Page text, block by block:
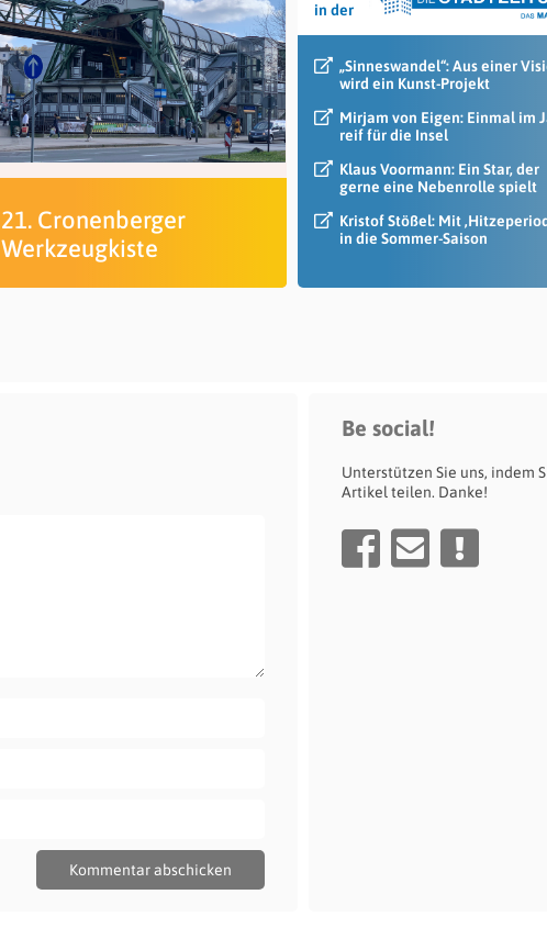
21. Cronenberger
Werkzeugkiste
in der
„Sinneswandel“: Aus einer
wird ein Kunst-Projekt
Mirjam von Eigen: Einmal im
reif für die Insel
Klaus Voormann: Ein Star, der
gerne eine Nebenrolle spielt
Kristof Stößel: Mit
in die Sommer-Saison
Be social!
Unterstützen Sie uns, indem
Artikel teilen. Danke!